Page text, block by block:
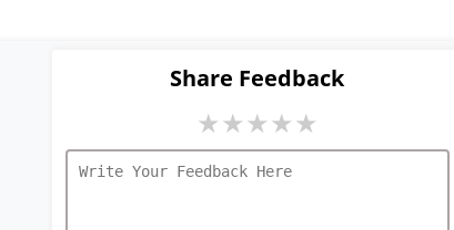
Share Feedback
★★★★★